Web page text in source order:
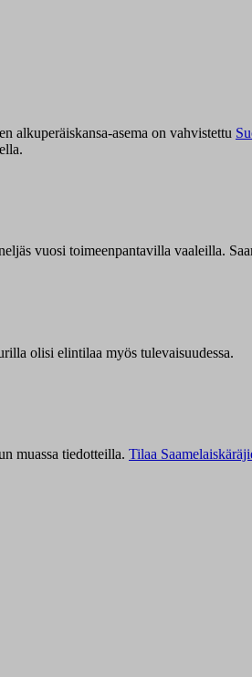
alkuperäiskansa-asema on vahvistettu
vuosi toimeenpantavilla vaaleilla.
olisi elintilaa myös tulevaisuudessa.
muassa tiedotteilla. Tilaa